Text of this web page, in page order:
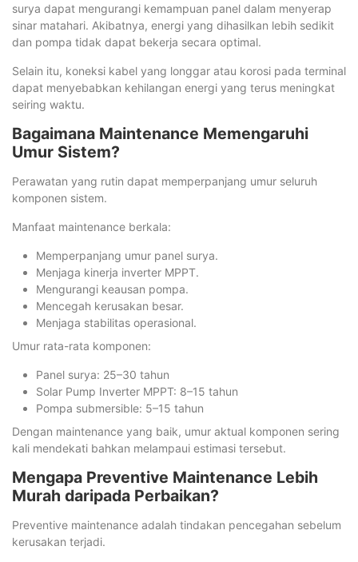
surya dapat mengurangi kemampuan panel dalam menyerap
sinar matahari. Akibatnya, energi yang dihasilkan lebih sedikit
dan pompa tidak dapat bekerja secara optimal.
Selain itu, koneksi kabel yang longgar atau korosi pada terminal
dapat menyebabkan kehilangan energi yang terus meningkat
seiring waktu.
Bagaimana Maintenance Memengaruhi
Umur Sistem?
Perawatan yang rutin dapat memperpanjang umur seluruh
komponen sistem.
Manfaat maintenance berkala:
Memperpanjang umur panel surya.
Menjaga kinerja inverter MPPT.
Mengurangi keausan pompa.
Mencegah kerusakan besar.
Menjaga stabilitas operasional.
Umur rata-rata komponen:
Panel surya: 25–30 tahun
Solar Pump Inverter MPPT: 8–15 tahun
Pompa submersible: 5–15 tahun
Dengan maintenance yang baik, umur aktual komponen sering
kali mendekati bahkan melampaui estimasi tersebut.
Mengapa Preventive Maintenance Lebih
Murah daripada Perbaikan?
Preventive maintenance adalah tindakan pencegahan sebelum
kerusakan terjadi.